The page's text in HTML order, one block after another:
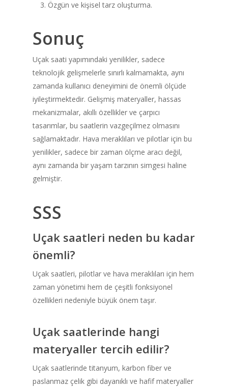
Özgün ve kişisel tarz oluşturma.
Sonuç
Uçak saati yapımındaki yenilikler, sadece
teknolojik gelişmelerle sınırlı kalmamakta, aynı
zamanda kullanıcı deneyimini de önemli ölçüde
iyileştirmektedir. Gelişmiş materyaller, hassas
mekanizmalar, akıllı özellikler ve çarpıcı
tasarımlar, bu saatlerin vazgeçilmez olmasını
sağlamaktadır. Hava meraklıları ve pilotlar için bu
yenilikler, sadece bir zaman ölçme aracı değil,
aynı zamanda bir yaşam tarzının simgesi haline
gelmiştir.
SSS
Uçak saatleri neden bu kadar
önemli?
Uçak saatleri, pilotlar ve hava meraklıları için hem
zaman yönetimi hem de çeşitli fonksiyonel
özellikleri nedeniyle büyük önem taşır.
Uçak saatlerinde hangi
materyaller tercih edilir?
Uçak saatlerinde titanyum, karbon fiber ve
paslanmaz çelik gibi dayanıklı ve hafif materyaller
Contact
Shipping Policy